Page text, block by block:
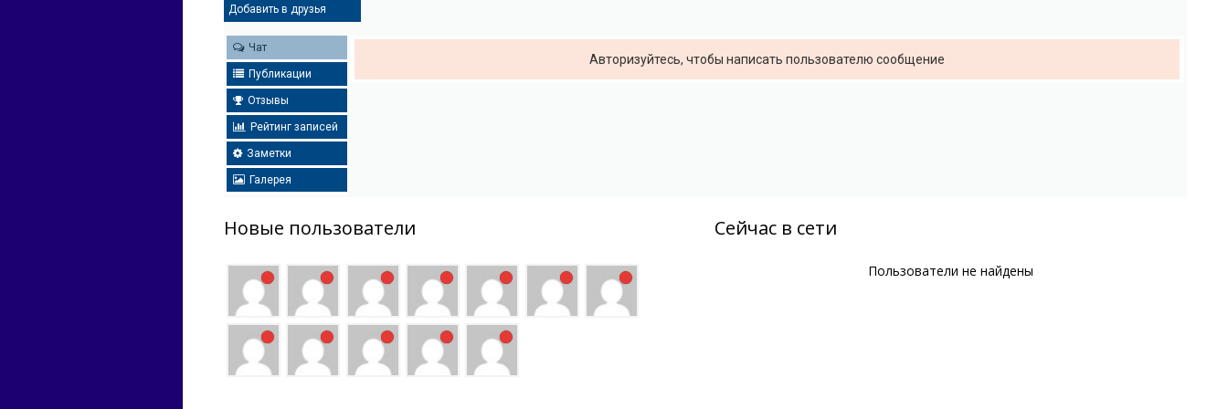
Добавить в друзья
Чат
Публикации
Отзывы
Рейтинг записей
Заметки
Галерея
Авторизуйтесь, чтобы написать пользователю сообщение
Новые пользователи Сейчас в сети
Пользователи не найдены